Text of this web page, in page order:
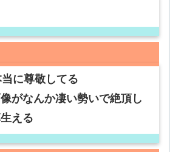
に尊敬してる
がなんか凄い勢いで絶頂し
える